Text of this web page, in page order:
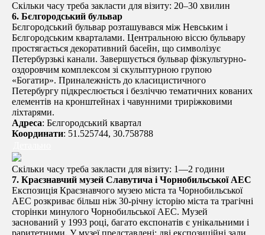
Скільки часу треба закласти для візиту: 20–30 хвилин
6. Бєлгородський бульвар
Бєлгородський бульвар розташувався між Невським і
Бєлгородським кварталами. Центральною віссю бульвару
простягається декоративний басейн, що символізує
Петербурзькі канали. Завершується бульвар фізкультурно-
оздоровчим комплексом зі скульптурною групою
«Богатир». Приналежність до класицистичного
Петербургу підкреслюється і безліччю тематичних кованих
елементів на кронштейнах і чавунними триріжковими
ліхтарями.
Адреса: Бєлгородський квартал
Координати: 51.525744, 30.758788
Скільки часу треба закласти для візиту: 1—2 години
7. Краєзнавчий музей Славутича і Чорнобильської АЕС
Експозиція Краєзнавчого музею міста та Чорнобильської
АЕС розкриває більш ніж 30-річну історію міста та трагічні
сторінки минулого Чорнобильської АЕС. Музей
заснований у 1993 році, багато експонатів є унікальними і
раритетними. У музеї представлені: дві експозиційні зали